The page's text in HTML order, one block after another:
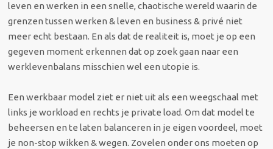
leven en werken in een snelle, chaotische wereld waarin de
grenzen tussen werken & leven en business & privé niet
meer echt bestaan. En als dat de realiteit is, moet je op een
gegeven moment erkennen dat op zoek gaan naar een
werklevenbalans misschien wel een utopie is.
Een werkbaar model ziet er niet uit als een weegschaal met
links je workload en rechts je private load. Om dat model te
beheersen en te laten balanceren in je eigen voordeel, moet
je non-stop wikken & wegen. Zovelen onder ons moeten op